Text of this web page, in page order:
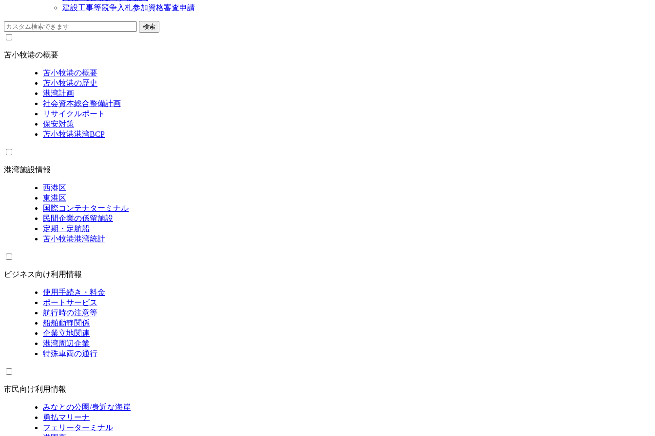
建設工事等競争入札参加資格審査申請
苫小牧港の概要
苫小牧港の概要
苫小牧港の歴史
港湾計画
社会資本総合整備計画
リサイクルポート
保安対策
苫小牧港港湾BCP
港湾施設情報
西港区
東港区
国際コンテナターミナル
民間企業の係留施設
定期・定航船
苫小牧港港湾統計
ビジネス向け利用情報
使用手続き・料金
ポートサービス
航行時の注意等
船舶動静関係
企業立地関連
港湾周辺企業
特殊車両の通行
市民向け利用情報
みなとの公園/身近な海岸
勇払マリーナ
フェリーターミナル